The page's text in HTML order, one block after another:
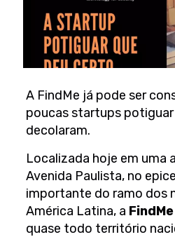
A FindMe já pode ser
poucas startups
decolaram.
Localizada hoje em uma
Avenida Paulista, no
importante do ramo dos
América Latina, a FindMe
quase todo território